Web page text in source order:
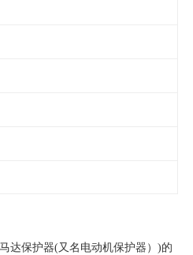
达保护器(又名电动机保护器）)的